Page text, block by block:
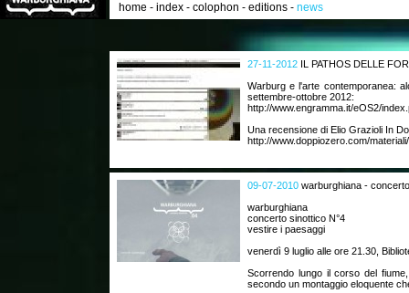
home - index - colophon - editions - news
27-11-2012 IL PATHOS DELLE
Warburg e l'arte contemporanea:
settembre-ottobre 2012:
http://www.engramma.it/eOS2/
Una recensione di Elio Grazioli In
http://www.doppiozero.com/
09-07-2010 warburghiana -
warburghiana
concerto sinottico N°4
vestire i paesaggi
venerdì 9 luglio alle ore 21.30,
Scorrendo lungo il corso del
secondo un montaggio eloquente